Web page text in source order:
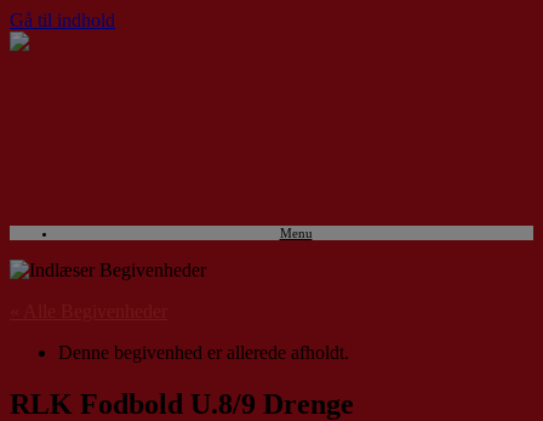
Gå til indhold
Menu
Denne begivenhed er allerede afholdt.
RLK Fodbold U.8/9 Drenge